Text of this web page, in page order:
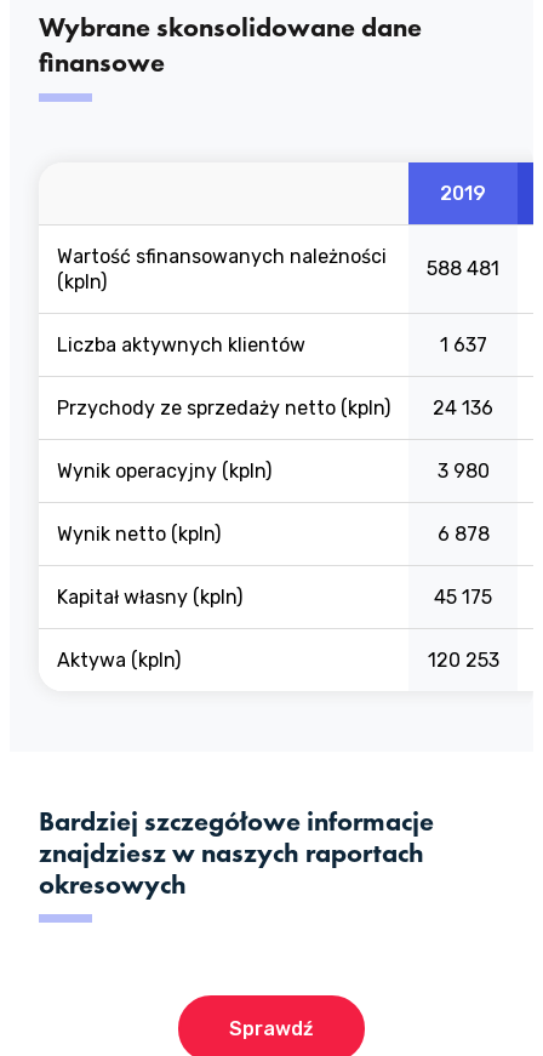
Wybrane skonsolidowane dane
finansowe
2019
Wartość sfinansowanych należności
(kpln)
588 481
Liczba aktywnych klientów 1 637
Przychody ze sprzedaży netto (kpln) 24 136
Wynik operacyjny (kpln) 3 980
Wynik netto (kpln) 6 878
Kapitał własny (kpln) 45 175
Aktywa (kpln) 120 253
Bardziej szczegółowe informacje
znajdziesz w naszych raportach
okresowych
Sprawdź